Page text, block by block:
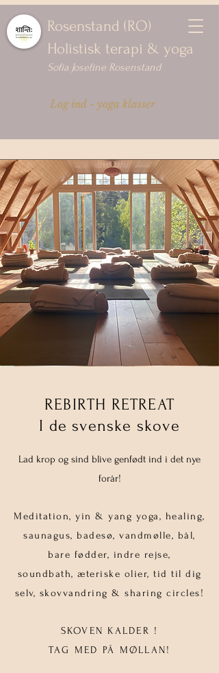
Rosenstand (RO)
Holistisk terapi & yoga
Sofia Josefine Rosenstand
Log ind - yoga klasser
REBIRTH RETREAT
I de svenske skove
Lad krop og sind blive genfødt ind i det nye
forår!
Meditation, yin & yang yoga, healing,
saunagus, badesø, vandmølle, bål,
bare fødder, indre rejse,
soundbath, æteriske olier, tid til dig
selv, skovvandring & sharing circles!
SKOVEN KALDER !
TAG MED PÅ MØLLAN!